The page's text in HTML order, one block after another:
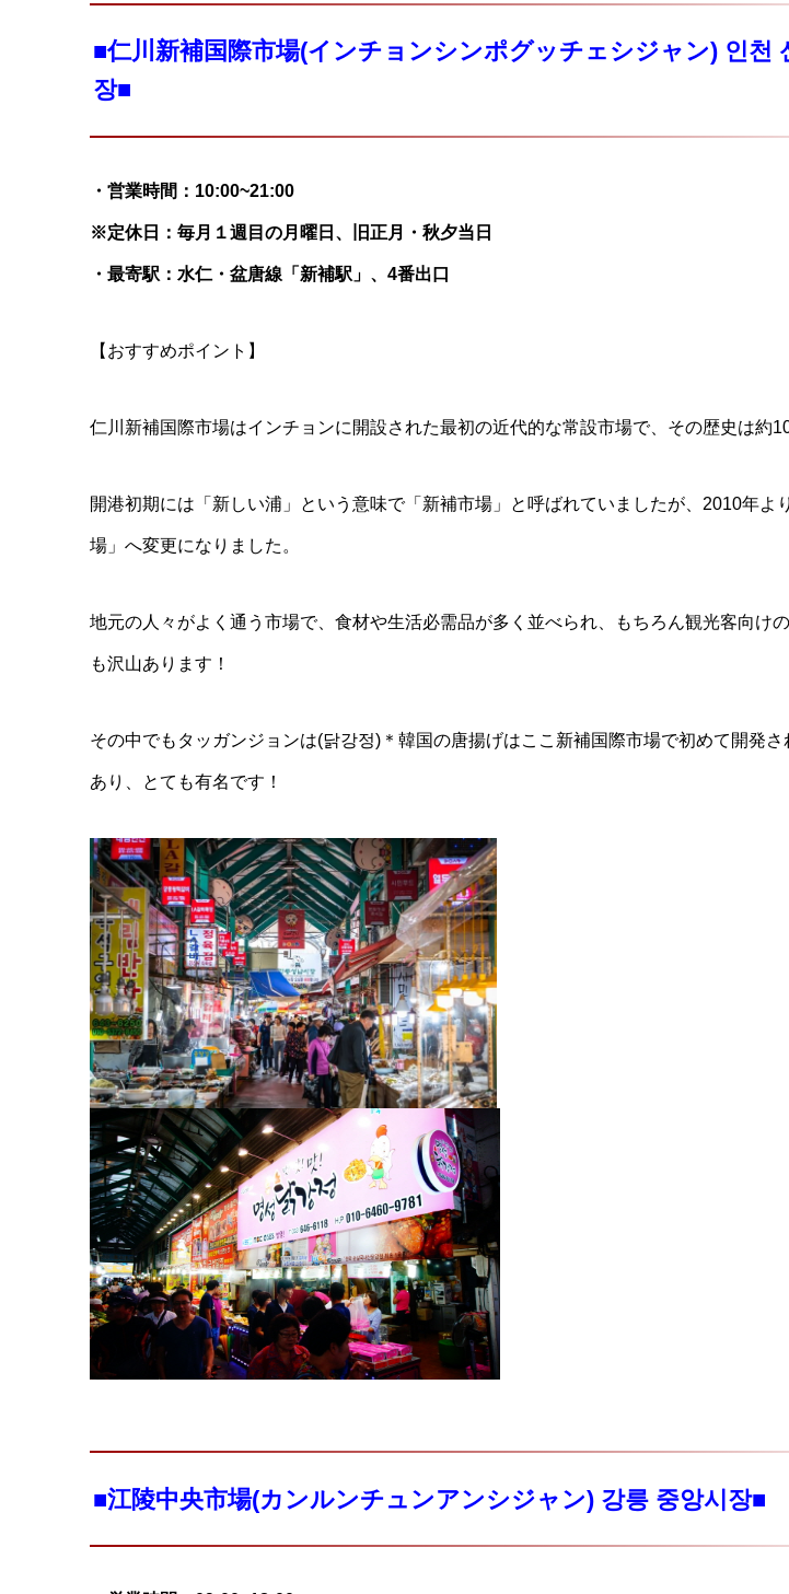
■仁川新補国際市場(インチョンシンポグッチェシジャン) 인천
장■
・営業時間：10:00~21:00
※定休日：毎月１週目の月曜日、旧正月・秋夕当日
・最寄駅：水仁・盆唐線「新補駅」、4番出口
【おすすめポイント】
仁川新補国際市場はインチョンに開設された最初の近代的な常設市場で、その歴史は約
開港初期には「新しい浦」という意味で「新補市場」と呼ばれていましたが、2010年よ
場」へ変更になりました。
地元の人々がよく通う市場で、食材や生活必需品が多く並べられ、もちろん観光客向け
も沢山あります！
その中でもタッガンジョンは(닭강정)＊韓国の唐揚げはここ新補国際市場で初めて開発
あり、とても有名です！
■江陵中央市場(カンルンチュンアンシジャン) 강릉 중앙시장■